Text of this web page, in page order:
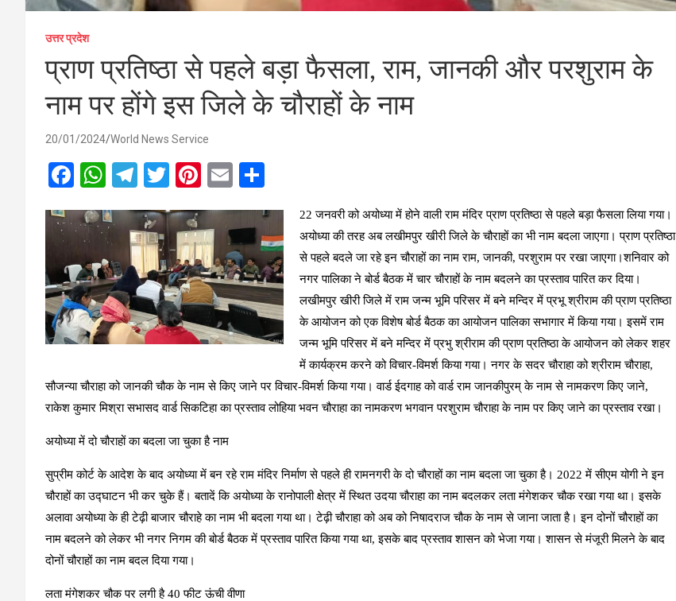
उत्तर प्रदेश
प्राण प्रतिष्ठा से पहले बड़ा फैसला, राम, जानकी और परशुराम के
नाम पर होंगे इस जिले के चौराहों के नाम
20/01/2024 World News Service
F
ce
b
o
o
k
W
at
s
A
p
p
T
e
gr
a
m
T
tt
er
Pi
er
es
t
E
ail ar
e
22 जनवरी को अयोध्या में होने वाली राम मंदिर प्राण प्रतिष्ठा से पहले बड़ा फैसला लिया गया।
अयोध्या की तरह अब लखीमपुर खीरी जिले के चौराहों का भी नाम बदला जाएगा। प्राण प्रतिष्ठा
से पहले बदले जा रहे इन चौराहों का नाम राम, जानकी, परशुराम पर रखा जाएगा।शनिवार को
नगर पालिका ने बोर्ड बैठक में चार चौराहों के नाम बदलने का प्रस्ताव पारित कर दिया।
लखीमपुर खीरी जिले में राम जन्म भूमि परिसर में बने मन्दिर में प्रभू श्रीराम की प्राण प्रतिष्ठा
के आयोजन को एक विशेष बोर्ड बैठक का आयोजन पालिका सभागार में किया गया। इसमें राम
जन्म भूमि परिसर में बने मन्दिर में प्रभु श्रीराम की प्राण प्रतिष्ठा के आयोजन को लेकर शहर
में कार्यक्रम करने को विचार-विमर्श किया गया। नगर के सदर चौराहा को श्रीराम चौराहा,
सौजन्या चौराहा को जानकी चौक के नाम से किए जाने पर विचार-विमर्श किया गया। वार्ड ईदगाह को वार्ड राम जानकीपुरम् के नाम से नामकरण किए जाने,
राकेश कुमार मिश्रा सभासद वार्ड सिकटिहा का प्रस्ताव लोहिया भवन चौराहा का नामकरण भगवान परशुराम चौराहा के नाम पर किए जाने का प्रस्ताव रखा।
अयोध्या में दो चौराहों का बदला जा चुका है नाम
सुप्रीम कोर्ट के आदेश के बाद अयोध्या में बन रहे राम मंदिर निर्माण से पहले ही रामनगरी के दो चौराहों का नाम बदला जा चुका है। 2022 में सीएम योगी ने इन
चौराहों का उद्घाटन भी कर चुके हैं। बतादें कि अयोध्या के रानोपाली क्षेत्र में स्थित उदया चौराहा का नाम बदलकर लता मंगेशकर चौक रखा गया था। इसके
अलावा अयोध्या के ही टेढ़ी बाजार चौराहे का नाम भी बदला गया था। टेढ़ी चौराहा को अब को निषादराज चौक के नाम से जाना जाता है। इन दोनों चौराहों का
नाम बदलने को लेकर भी नगर निगम की बोर्ड बैठक में प्रस्ताव पारित किया गया था, इसके बाद प्रस्ताव शासन को भेजा गया। शासन से मंजूरी मिलने के बाद
दोनों चौराहों का नाम बदल दिया गया।
लता मंगेशकर चौक पर लगी है 40 फीट ऊंची वीणा